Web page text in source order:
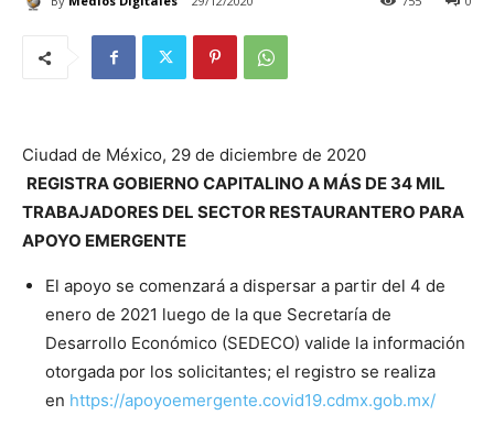
Ciudad de México, 29 de diciembre de 2020
REGISTRA GOBIERNO CAPITALINO A MÁS DE 34 MIL
TRABAJADORES DEL SECTOR RESTAURANTERO PARA
APOYO EMERGENTE
El apoyo se comenzará a dispersar a partir del 4 de
enero de 2021 luego de la que Secretaría de
Desarrollo Económico (SEDECO) valide la información
otorgada por los solicitantes; el registro se realiza
en https://apoyoemergente.covid19.cdmx.gob.mx/